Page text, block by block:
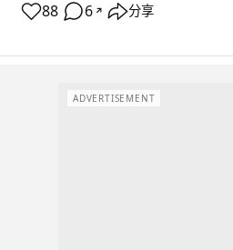
88 6 ↗ 分享
ADVERTISEMENT